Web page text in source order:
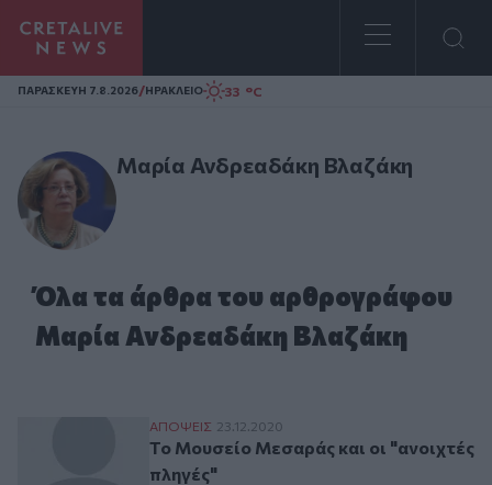
Homepage
ΠΑΡΑΣΚΕΥΗ 7.8.2026/ΗΡΑΚΛΕΙΟ 33 °C
Μαρία Ανδρεαδάκη Βλαζάκη
Όλα τα άρθρα του αρθρογράφου
Μαρία Ανδρεαδάκη Βλαζάκη
Το Μουσείο Μεσαράς και οι "ανοιχτές
ΑΠΟΨΕΙΣ 23.12.2020
Το Μουσείο Μεσαράς και οι "ανοιχτές
πληγές"